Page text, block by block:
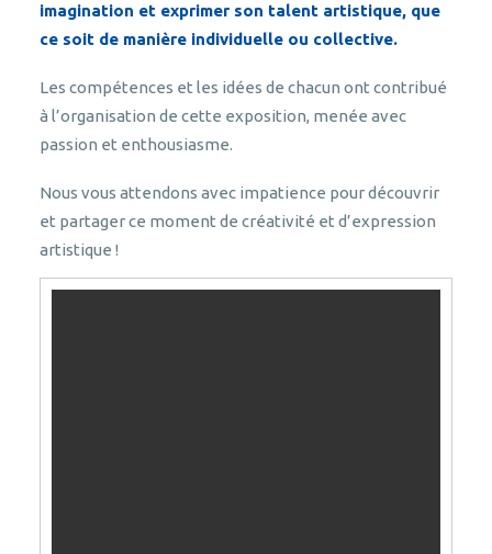
imagination et exprimer son talent artistique, que
ce soit de manière individuelle ou collective.
Les compétences et les idées de chacun ont contribué
à l’organisation de cette exposition, menée avec
passion et enthousiasme.
Nous vous attendons avec impatience pour découvrir
et partager ce moment de créativité et d’expression
artistique !